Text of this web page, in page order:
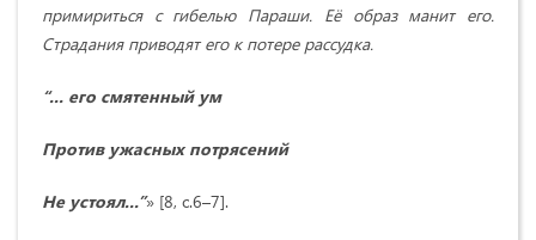
примириться с гибелью Параши. Её образ манит его.
Страдания приводят его к потере рассудка.
“... его смятенный ум
Против ужасных потрясений
Не устоял...”» [8, с.6–7].